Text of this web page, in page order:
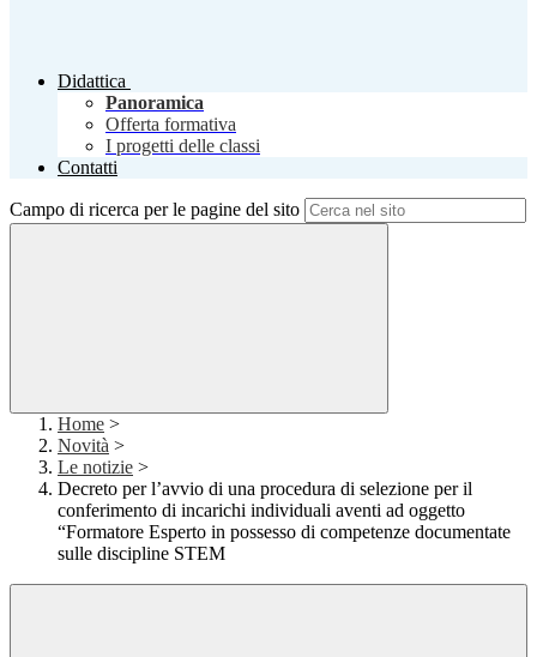
Didattica
Panoramica
Offerta formativa
I progetti delle classi
Contatti
Campo di ricerca per le pagine del sito
Home >
Novità >
Le notizie >
Decreto per l’avvio di una procedura di selezione per il
conferimento di incarichi individuali aventi ad oggetto
“Formatore Esperto in possesso di competenze documentate
sulle discipline STEM